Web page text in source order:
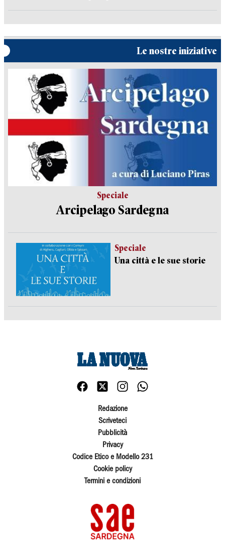
Le nostre iniziative
Speciale
Arcipelago Sardegna
Speciale
Una città e le sue storie
Redazione
Scriveteci
Pubblicità
Privacy
Codice Etico e Modello 231
Cookie policy
Termini e condizioni